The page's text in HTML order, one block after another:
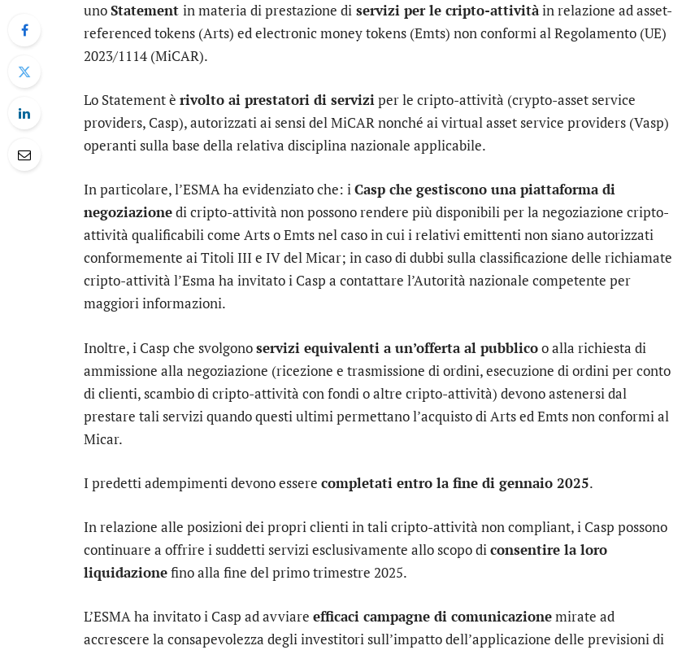
unoStatement in materia di prestazione di servizi per le cripto-attivitàin relazione ad asset-
referenced tokens (Arts) ed electronic money tokens (Emts) non conformi al Regolamento (UE)
2023/1114 (MiCAR).
Lo Statement è rivolto ai prestatori di serviziper le cripto-attività (crypto-asset service
providers, Casp), autorizzati ai sensi del MiCAR nonché ai virtual asset service providers (Vasp)
operanti sulla base della relativa disciplina nazionale applicabile.
In particolare, l’ESMA ha evidenziato che: iCasp che gestiscono una piattaforma di
negoziazionedi cripto-attività non possono rendere più disponibili per la negoziazione cripto-
attività qualificabili come Arts o Emts nel caso in cui i relativi emittenti non siano autorizzati
conformemente ai Titoli III e IV del Micar; in caso di dubbi sulla classificazione delle richiamate
cripto-attività l’Esma ha invitato i Casp a contattare l’Autorità nazionale competente per
maggiori informazioni.
Inoltre, i Casp che svolgonoservizi equivalenti a un’offerta al pubblicoo alla richiesta di
ammissione alla negoziazione (ricezione e trasmissione di ordini, esecuzione di ordini per conto
di clienti, scambio di cripto-attività con fondi o altre cripto-attività) devono astenersi dal
prestare tali servizi quando questi ultimi permettano l’acquisto di Arts ed Emts non conformi al
Micar.
I predetti adempimenti devono essere completati entro la fine di gennaio 2025.
In relazione alle posizioni dei propri clienti in tali cripto-attività non compliant, i Casp possono
continuare a offrire i suddetti servizi esclusivamente allo scopo diconsentire la loro
liquidazionefino alla fine del primo trimestre 2025.
L’ESMA ha invitato i Casp ad avviare efficaci campagne di comunicazionemirate ad
accrescere la consapevolezza degli investitori sull’impatto dell’applicazione delle previsioni di